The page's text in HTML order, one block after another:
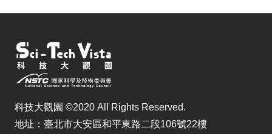
科技大觀園 ©2020 All Rights Reserved.
地址：臺北市大安區和平東路二段106號22樓